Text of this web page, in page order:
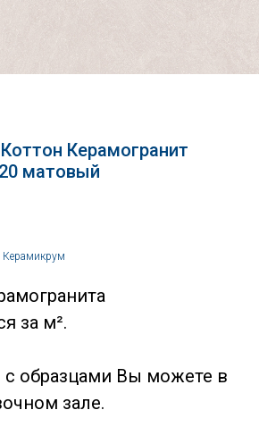
Керамогранит
матовый
Керамикрум
за м².
с образцами Вы можете в
зале.